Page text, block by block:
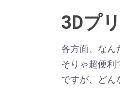
3Dプ
各方面、なん
そりゃ超便利
ですが、どん